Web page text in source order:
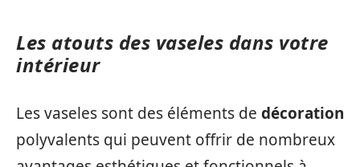
Les atouts des vaseles dans votre
intérieur
Les vaseles sont des éléments de décoration
polyvalents qui peuvent offrir de nombreux